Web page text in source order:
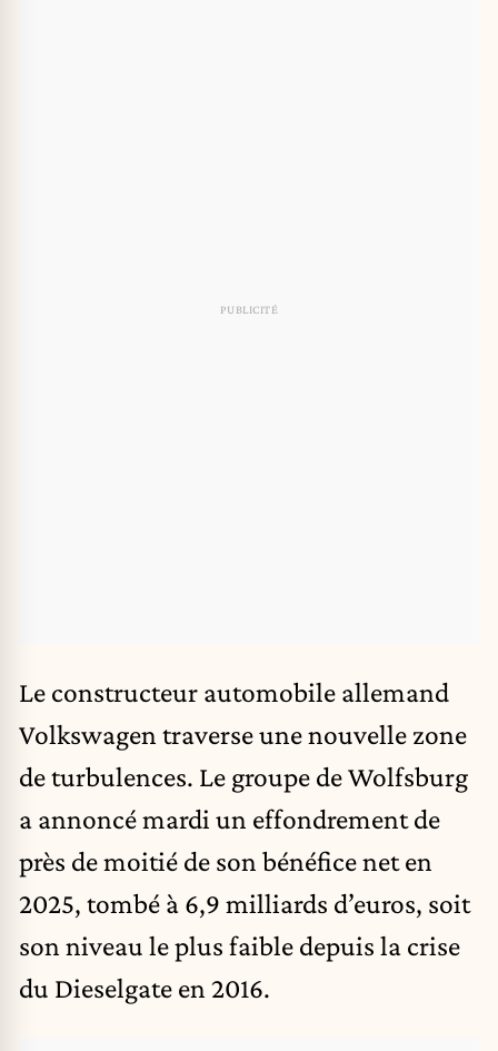
Le constructeur automobile allemand
Volkswagen traverse une nouvelle zone
de turbulences. Le groupe de Wolfsburg
a annoncé mardi un effondrement de
près de moitié de son bénéfice net en
2025, tombé à 6,9 milliards d’euros, soit
son niveau le plus faible depuis la crise
du Dieselgate en 2016.